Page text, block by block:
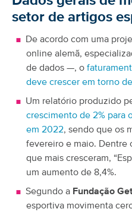
setor de artigos
De acordo com uma
online alemã,
de dados —, o
deve crescer em torno
Um relatório produzido
crescimento de 2% para
em 2022, sendo que os
fevereiro e maio. Dentre
que mais cresceram,
um aumento de 8,4%.
Segundo a Fundação
esportiva movimenta